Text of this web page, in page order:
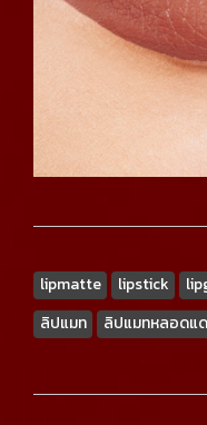
lipmatte lipstick
ลิปแมท
ลิปแมทหลอดแ